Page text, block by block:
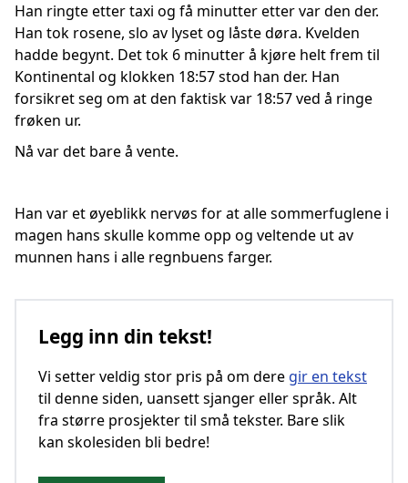
Han ringte etter taxi og få minutter etter var den der.
Han tok rosene, slo av lyset og låste døra. Kvelden
hadde begynt. Det tok 6 minutter å kjøre helt frem til
Kontinental og klokken 18:57 stod han der. Han
forsikret seg om at den faktisk var 18:57 ved å ringe
frøken ur.
Nå var det bare å vente.
Han var et øyeblikk nervøs for at alle sommerfuglene i
magen hans skulle komme opp og veltende ut av
munnen hans i alle regnbuens farger.
Legg inn din tekst!
Vi setter veldig stor pris på om dere gir en tekst
til denne siden, uansett sjanger eller språk. Alt
fra større prosjekter til små tekster. Bare slik
kan skolesiden bli bedre!